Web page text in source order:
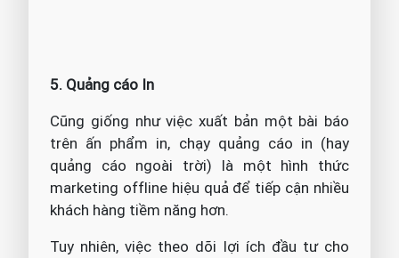
5. Quảng cáo In
Cũng giống như việc xuất bản một bài báo
trên ấn phẩm in, chạy quảng cáo in (hay
quảng cáo ngoài trời) là một hình thức
marketing offline hiệu quả để tiếp cận nhiều
khách hàng tiềm năng hơn.
Tuy nhiên, việc theo dõi lợi ích đầu tư cho